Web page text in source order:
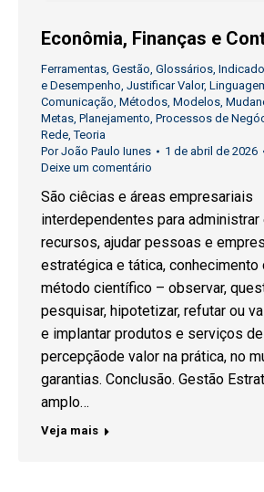
Econômia, Finanças e
Ferramentas Gestão Glossários
e Desempenho Justificar Valor,
Comunicação Métodos Modelos
Metas Planejamento Processos de
Rede ,Teoria
PorJoão Paulo Iunes
1 de abril de 2026
Deixe um comentário
São ciêcias e áreas empresariais
interdependentes para administrar
recursos, ajudar pessoas e
estratégica e tática,
método científico – observar,
pesquisar, hipotetizar, refutar ou
e implantar produtos e serviços
percepçãode valor na prática, no
garantias. Conclusão. Gestão
amplo…
Veja mais